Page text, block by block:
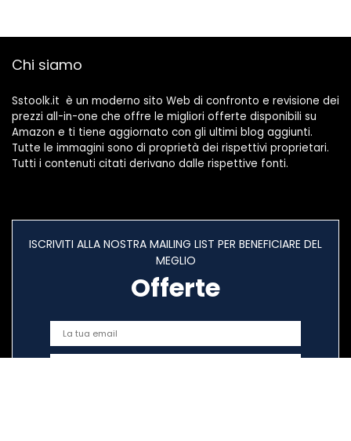
Chi siamo
Sstoolk.it è un moderno sito Web di confronto e revisione dei
prezzi all-in-one che offre le migliori offerte disponibili su
Amazon e ti tiene aggiornato con gli ultimi blog aggiunti.
Tutte le immagini sono di proprietà dei rispettivi proprietari.
Tutti i contenuti citati derivano dalle rispettive fonti.
ISCRIVITI ALLA NOSTRA MAILING LIST PER BENEFICIARE DEL
MEGLIO
Offerte